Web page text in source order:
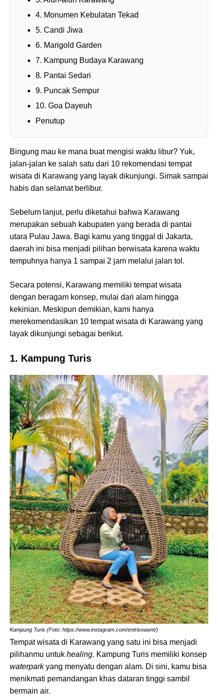
4. Monumen Kebulatan Tekad
5. Candi Jiwa
6. Marigold Garden
7. Kampung Budaya Karawang
8. Pantai Sedari
9. Puncak Sempur
10. Goa Dayeuh
Penutup
Bingung mau ke mana buat mengisi waktu libur? Yuk,
jalan-jalan ke salah satu dari 10 rekomendasi tempat
wisata di Karawang yang layak dikunjungi. Simak sampai
habis dan selamat berlibur.
Sebelum lanjut, perlu diketahui bahwa Karawang
merupakan sebuah kabupaten yang berada di pantai
utara Pulau Jawa. Bagi kamu yang tinggal di Jakarta,
daerah ini bisa menjadi pilihan berwisata karena waktu
tempuhnya hanya 1 sampai 2 jam melalui jalan tol.
Secara potensi, Karawang memiliki tempat wisata
dengan beragam konsep, mulai dari alam hingga
kekinian. Meskipun demikian, kami hanya
merekomendasikan 10 tempat wisata di Karawang yang
layak dikunjungi sebagai berikut.
1. Kampung Turis
Kampung Turis (Foto: https://www.instagram.com/entrisnawnt/)
Tempat wisata di Karawang yang satu ini bisa menjadi
pilihanmu untuk healing. Kampung Turis memiliki konsep
waterparkyang menyatu dengan alam. Di sini, kamu bisa
menikmati pemandangan khas dataran tinggi sambil
bermain air.